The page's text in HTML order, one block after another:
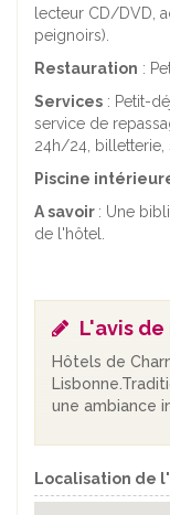
lecteur CD/DVD,
peignoirs).
Restauration :
Services : Petit-
service de
24h/24, billetterie,
Piscine
A savoir : Une
de l'hôtel.
L'avis
Hôtels de
une ambiance
Localisation de